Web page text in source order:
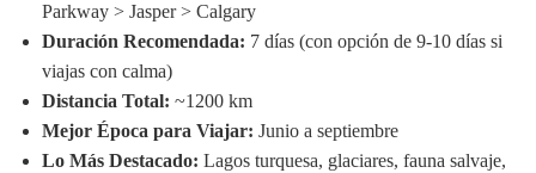
Parkway > Jasper > Calgary
Duración Recomendada: 7 días (con opción de 9-10 días si
viajas con calma)
Distancia Total: ~1200 km
Mejor Época para Viajar: Junio a septiembre
Lo Más Destacado: Lagos turquesa, glaciares, fauna salvaje,